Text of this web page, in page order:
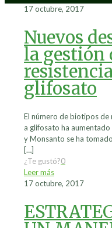
17 octubre, 2017
Nuevos
la gestión
glifosato
El número de biotipos de
a glifosato ha
y Monsanto se ha
[…]
¿Te gustó?0
Leer más
17 octubre, 2017